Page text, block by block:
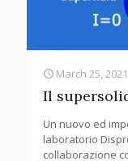
March 25, 2021
Il
Un nuovo ed
laboratorio
collaborazione